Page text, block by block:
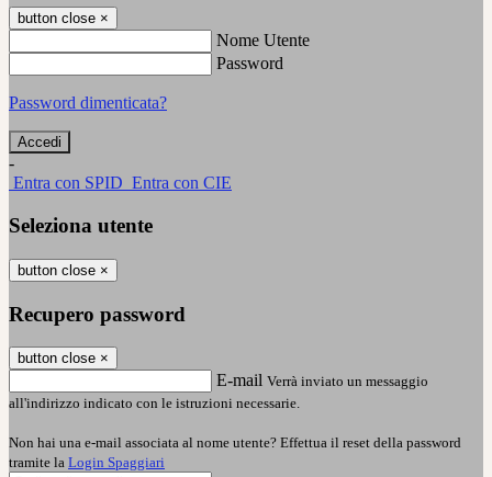
button close ×
Nome Utente
Password
Password dimenticata?
-
Entra con SPID Entra con CIE
Seleziona utente
button close ×
Recupero password
button close ×
E-mail Verrà inviato un messaggio
all'indirizzo indicato con le istruzioni necessarie.
Non hai una e-mail associata al nome utente? Effettua il reset della password
tramite la Login Spaggiari